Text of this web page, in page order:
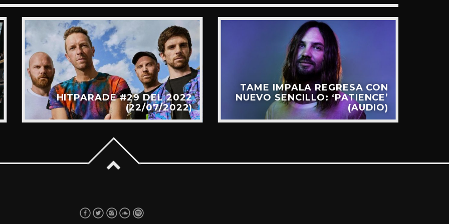
HITPARADE #29 DEL 2022
(22/07/2022)
TAME IMPALA REGRESA CON
NUEVO SENCILLO: ‘PATIENCE’
(AUDIO)